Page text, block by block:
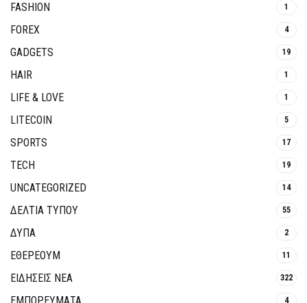
FASHION 1
FOREX 4
GADGETS 19
HAIR 1
LIFE & LOVE 1
LITECOIN 5
SPORTS 17
TECH 19
UNCATEGORIZED 14
ΔΕΛΤΙΑ ΤΥΠΟΥ 55
ΔΥΠΑ 2
ΕΘΈΡΕΟΥΜ 11
ΕΙΔΗΣΕΙΣ ΝΕΑ 322
ΕΜΠΟΡΕΥΜΑΤΑ 4